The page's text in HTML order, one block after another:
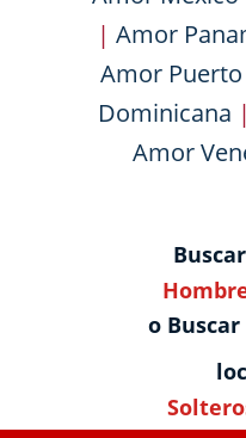
| Amor
Amor Puerto
Dominicana |
Amor
o